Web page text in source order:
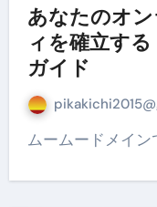
あなたのオ
ィを確立す
ガイド
ムームードメイ